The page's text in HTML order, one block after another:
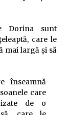
Dorina sunt
care le
mai largă și să
înseamnă
care
de o